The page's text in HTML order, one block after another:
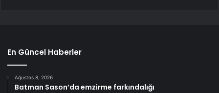
En Güncel Haberler
Ağustos 8, 2026
Batman Sason’da emzirme farkındalığı